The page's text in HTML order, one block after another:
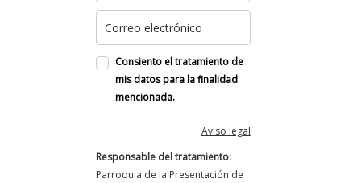
Consiento el tratamiento de
mis datos para la finalidad
mencionada.
Aviso legal
Responsable del tratamiento:
Parroquia de la Presentación de